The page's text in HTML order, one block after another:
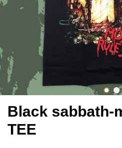
Black sabbath-
TEE